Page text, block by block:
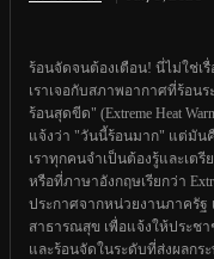
ร้อนจัดจนต้องเตือน! นี่ไม่ใช่เ
เราเจอกับสภาพอากาศที่ร้อน
ร้อนสุดขีด" (Extreme Heat
แจ้งว่า "วันนี้ร้อนมาก" แต่มั
เราทุกคนจำเป็นต้องรู้และเต
หรือที่ภาษาอังกฤษเรียกว่า
ประกาศจากหน่วยงานภาครั
สาธารณสุข เพื่อแจ้งให้ประช
และร้อนจัดในระดับที่ส่งผลกร